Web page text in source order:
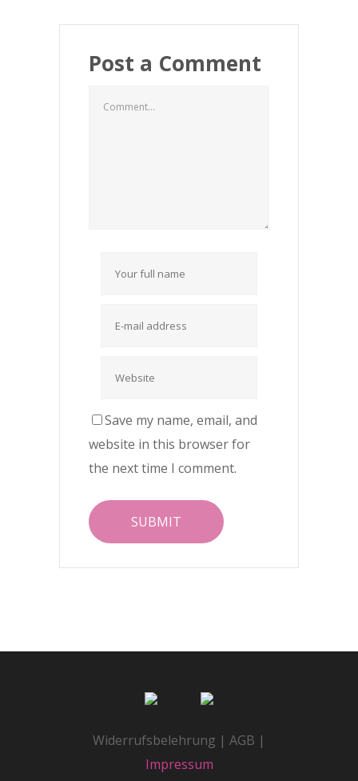
Post a Comment
Save my name, email, and
website in this browser for
the next time I comment.
Widerrufsbelehrung | AGB |
Impressum